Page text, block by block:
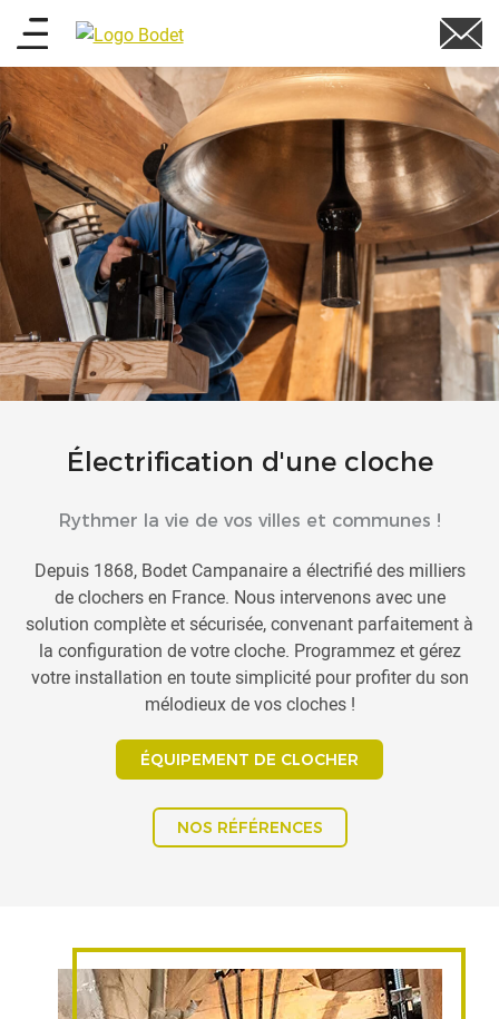
Aller
au
contenu
principal
Main
menu
Électrification d'une cloche
Rythmer la vie de vos villes et communes !
Depuis 1868, Bodet Campanaire a électrifié des milliers
de clochers en France. Nous intervenons avec une
solution complète et sécurisée, convenant parfaitement à
la configuration de votre cloche. Programmez et gérez
votre installation en toute simplicité pour profiter du son
mélodieux de vos cloches !
ÉQUIPEMENT DE CLOCHER
NOS RÉFÉRENCES